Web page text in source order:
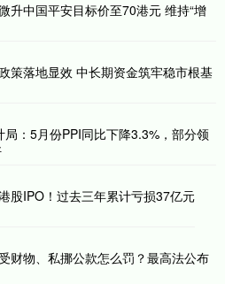
升中国平安目标价至70港元 维持“增
策落地显效 中长期资金筑牢稳市根基
局：5月份PPI同比下降3.3%，部分领
股IPO！过去三年累计亏损37亿元
财物、私挪公款怎么罚？最高法公布